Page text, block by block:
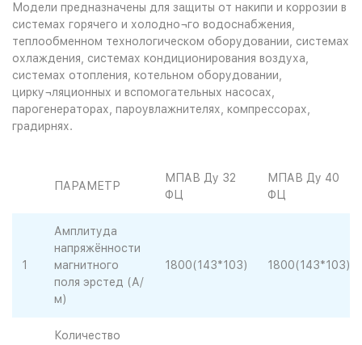
Модели предназначены для защиты от накипи и коррозии в
системах горячего и холодно¬го водоснабжения,
теплообменном технологическом оборудовании, системах
охлаждения, системах кондиционирования воздуха,
системах отопления, котельном оборудовании,
цирку¬ляционных и вспомогательных насосах,
парогенераторах, пароувлажнителях, компрессорах,
градирнях.
ПАРАМЕТР
МПАВ Ду 32
ФЦ
МПАВ Ду 40
ФЦ
1
Амплитуда
напряжённости
магнитного
поля эрстед (А/
м)
1800(143*103) 1800(143*103)
Количество